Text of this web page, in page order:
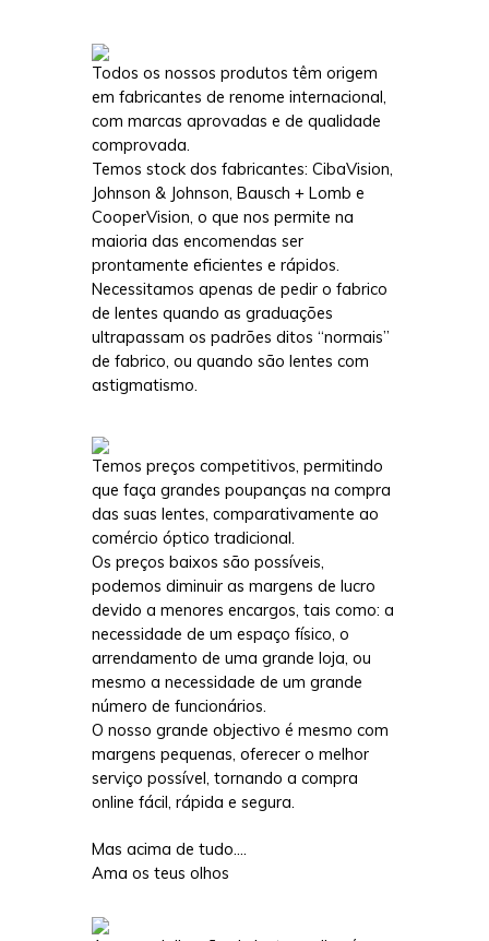
Todos os nossos produtos têm origem
em fabricantes de renome internacional,
com marcas aprovadas e de qualidade
comprovada.
Temos stock dos fabricantes: CibaVision,
Johnson & Johnson, Bausch + Lomb e
CooperVision, o que nos permite na
maioria das encomendas ser
prontamente eficientes e rápidos.
Necessitamos apenas de pedir o fabrico
de lentes quando as graduações
ultrapassam os padrões ditos “normais”
de fabrico, ou quando são lentes com
astigmatismo.
Temos preços competitivos, permitindo
que faça grandes poupanças na compra
das suas lentes, comparativamente ao
comércio óptico tradicional.
Os preços baixos são possíveis,
podemos diminuir as margens de lucro
devido a menores encargos, tais como: a
necessidade de um espaço físico, o
arrendamento de uma grande loja, ou
mesmo a necessidade de um grande
número de funcionários.
O nosso grande objectivo é mesmo com
margens pequenas, oferecer o melhor
serviço possível, tornando a compra
online fácil, rápida e segura.
Mas acima de tudo....
Ama os teus olhos